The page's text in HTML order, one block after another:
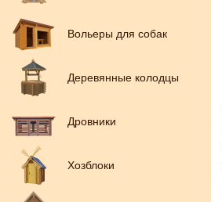
Вольеры для собак
Деревянные колодцы
Дровники
Хозблоки